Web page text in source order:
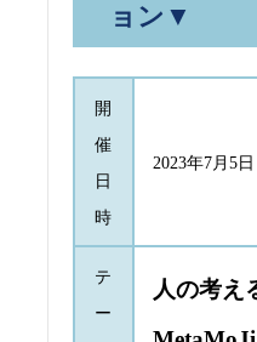
ョン▼
開
催
日
時
2023年7月5
テ
ー
人の考え